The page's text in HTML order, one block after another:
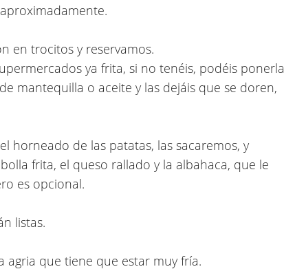
en trocitos y reservamos.
ya frita, si no tenéis, podéis ponerla
mantequilla o aceite y las dejáis que se doren,
horneado de las patatas, las sacaremos, y
frita, el queso rallado y la albahaca, que le
es opcional.
listas.
agria que tiene que estar muy fría.